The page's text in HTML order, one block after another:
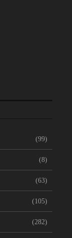
(99)
(8)
(63)
(105)
(282)